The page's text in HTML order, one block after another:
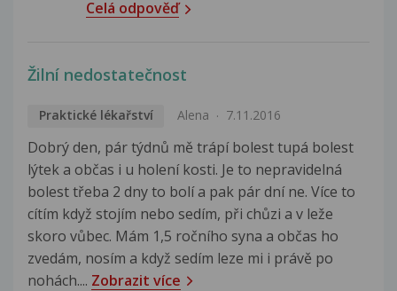
Celá odpověď
Žilní nedostatečnost
Praktické lékařství Alena 7.11.2016
Dobrý den, pár týdnů mě trápí bolest tupá bolest
lýtek a občas i u holení kosti. Je to nepravidelná
bolest třeba 2 dny to bolí a pak pár dní ne. Více to
cítím když stojím nebo sedím, při chůzi a v leže
skoro vůbec. Mám 1,5 ročního syna a občas ho
zvedám, nosím a když sedím leze mi i právě po
nohách.... Zobrazit více